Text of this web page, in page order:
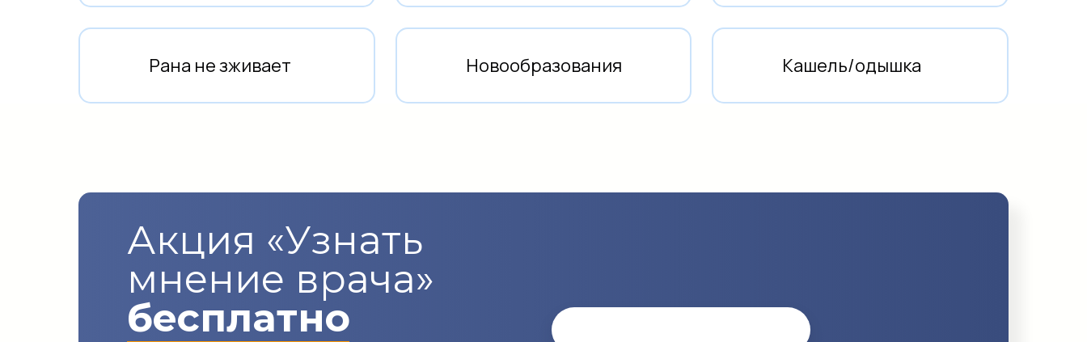
Рана не зживает Новообразования Кашель/одышка
Акция «Узнать
мнение врача»
бесплатно